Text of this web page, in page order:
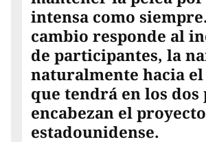
intensa como
cambio responde al
de participantes, la
naturalmente hacia
que tendrá en los dos
encabezan el proyecto
estadounidense.